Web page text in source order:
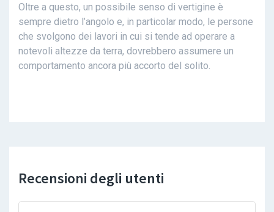
Oltre a questo, un possibile senso di vertigine è
sempre dietro l’angolo e, in particolar modo, le persone
che svolgono dei lavori in cui si tende ad operare a
notevoli altezze da terra, dovrebbero assumere un
comportamento ancora più accorto del solito.
Recensioni degli utenti